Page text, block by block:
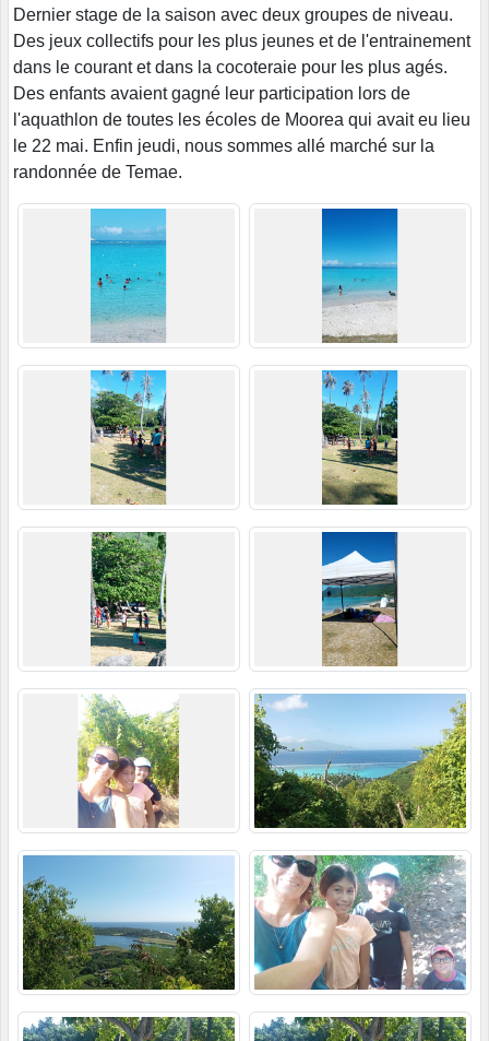
Dernier stage de la saison avec deux groupes de niveau.
Des jeux collectifs pour les plus jeunes et de l'entrainement
dans le courant et dans la cocoteraie pour les plus agés.
Des enfants avaient gagné leur participation lors de
l'aquathlon de toutes les écoles de Moorea qui avait eu lieu
le 22 mai. Enfin jeudi, nous sommes allé marché sur la
randonnée de Temae.